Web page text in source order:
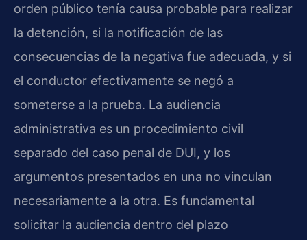
orden público tenía causa probable para realizar
la detención, si la notificación de las
consecuencias de la negativa fue adecuada, y si
el conductor efectivamente se negó a
someterse a la prueba. La audiencia
administrativa es un procedimiento civil
separado del caso penal de DUI, y los
argumentos presentados en una no vinculan
necesariamente a la otra. Es fundamental
solicitar la audiencia dentro del plazo